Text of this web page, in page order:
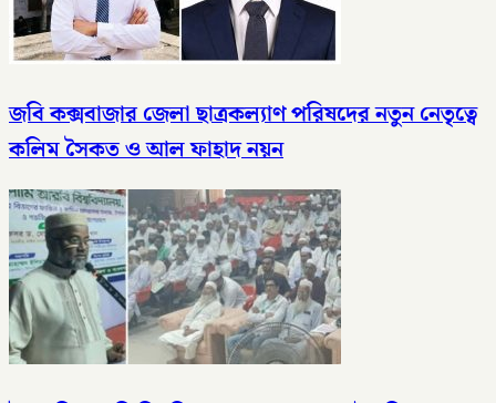
জবি কক্সবাজার জেলা ছাত্রকল্যাণ পরিষদের নতুন নেতৃত্বে
কলিম সৈকত ও আল ফাহাদ নয়ন